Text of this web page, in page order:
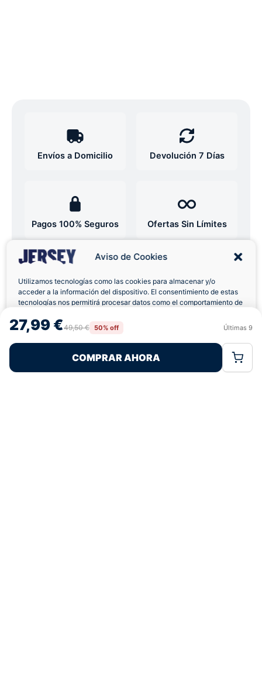
Aviso de Cookies
Utilizamos tecnologías como las cookies para almacenar y/o
acceder a la información del dispositivo. El consentimiento de estas
tecnologías nos permitirá procesar datos como el comportamiento de
retirar el consentimiento, puede afectar negativamente a ciertas
características y funciones.
Rechazar
Política de CookiesPolítica de Privacidad
27,99 €49,50 € 50% off Últimas 9
COMPRAR AHORA
Envíos a Domicilio Devolución 7 Días
Pagos 100% Seguros Ofertas Sin Límites
verificadas
¿Tienes dudas con la talla o el envío?